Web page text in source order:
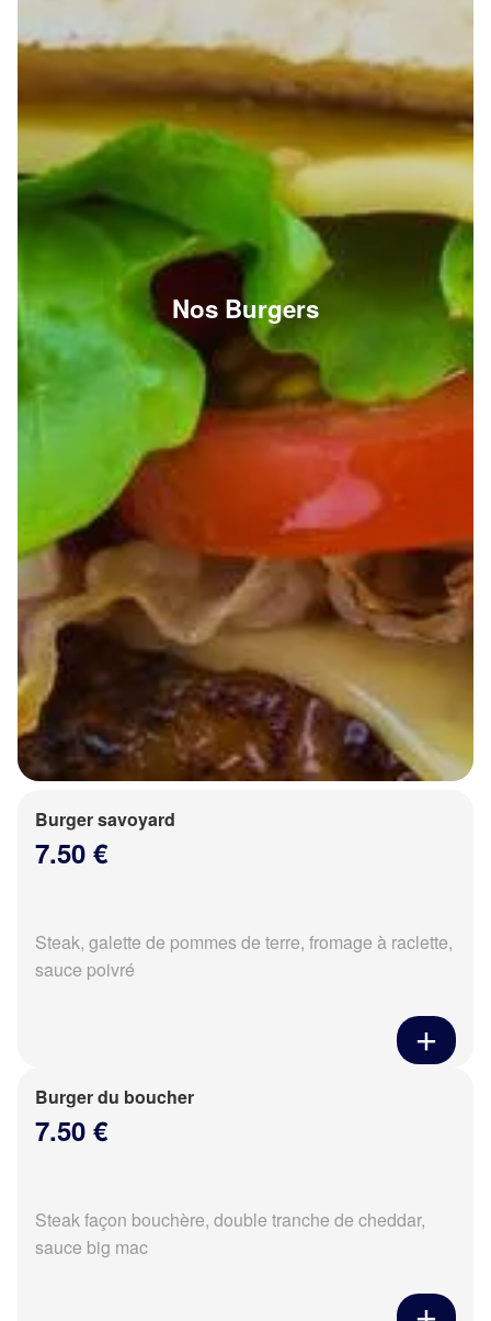
Nos Burgers
Burger savoyard
7.50 €
Steak, galette de pommes de terre, fromage à raclette,
sauce poivré
Burger du boucher
7.50 €
Steak façon bouchère, double tranche de cheddar,
sauce big mac